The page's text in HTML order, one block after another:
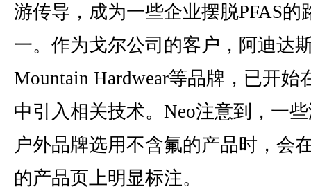
游传导，成为一些企业摆脱PFAS的
一。作为戈尔公司的客户，阿迪达
Mountain Hardwear等品牌，已开始
中引入相关技术。Neo注意到，一
户外品牌选用不含氟的产品时，会
的产品页上明显标注。